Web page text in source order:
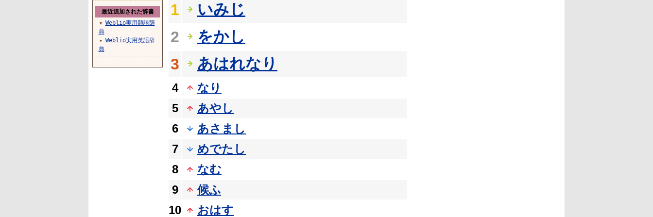
1
いみじ
2
をかし
3
あはれなり
4
なり
5
あやし
6
あさまし
7
めでたし
8
なむ
9
候ふ
10
おはす
最近追加された辞書
▼
Weblio実用類語辞
典
▼
Weblio実用英語辞
典